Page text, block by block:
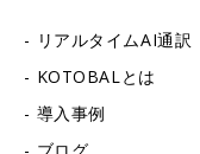
リアルタイムAI通訳
KOTOBALとは
導入事例